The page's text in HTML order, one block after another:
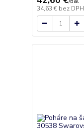
34,63 € bez DPH